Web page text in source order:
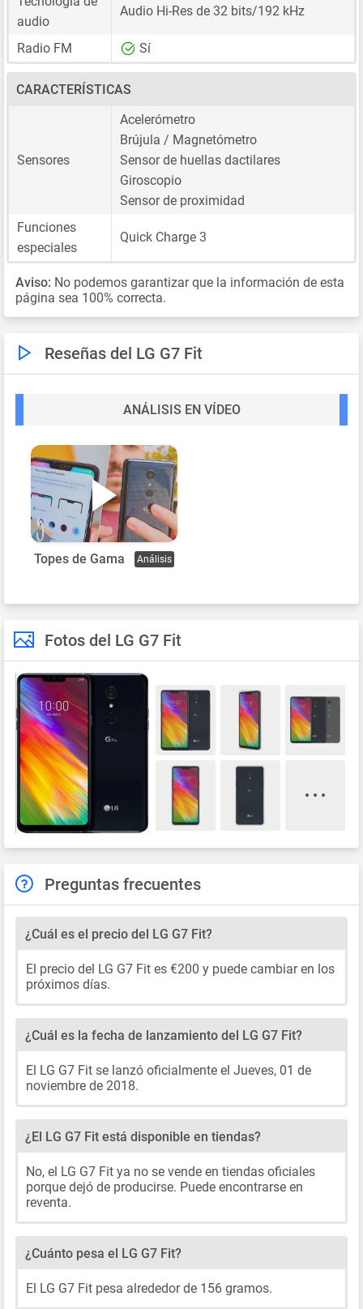
audio
Audio Hi-Res de 32 bits/192 kHz
Radio FM Sí
CARACTERÍSTICAS
Sensores
Acelerómetro
Brújula / Magnetómetro
Sensor de huellas dactilares
Giroscopio
Sensor de proximidad
Funciones
especiales
Quick Charge 3
Aviso: No podemos garantizar que la información de esta
página sea 100% correcta.
Reseñas del LG G7 Fit
ANÁLISIS EN VÍDEO
Topes de Gama Análisis
Fotos del LG G7 Fit
Preguntas frecuentes
¿Cuál es el precio del LG G7 Fit?
El precio del LG G7 Fit es €200 y puede cambiar en los
próximos días.
¿Cuál es la fecha de lanzamiento del LG G7 Fit?
El LG G7 Fit se lanzó oficialmente el Jueves, 01 de
noviembre de 2018.
¿El LG G7 Fit está disponible en tiendas?
No, el LG G7 Fit ya no se vende en tiendas oficiales
porque dejó de producirse. Puede encontrarse en
reventa.
¿Cuánto pesa el LG G7 Fit?
El LG G7 Fit pesa alrededor de 156 gramos.